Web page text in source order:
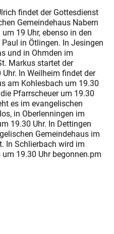
findet der Gottesdienst
Gemeindehaus Nabern
19 Uhr, ebenso in den
in Ötlingen. In Jesingen
und in Ohmden im
Markus startet der
In Weilheim findet der
am Kohlesbach um 19.30
Pfarrscheuer um 19.30
es im evangelischen
in Oberlenningen im
19.30 Uhr. In Dettingen
Gemeindehaus im
In Schlierbach wird im
19.30 Uhr begonnen.pm